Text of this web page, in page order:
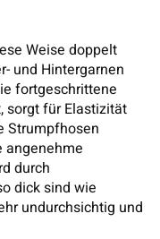
Weise doppelt
und Hintergarnen
fortgeschrittene
sorgt für Elastizität
Strumpfhosen
angenehme
durch
dick sind wie
undurchsichtig und